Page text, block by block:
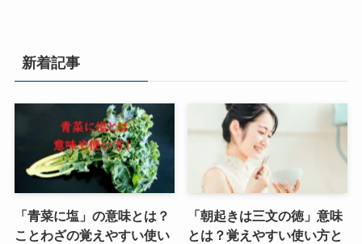
新着記事
「青菜に塩」の意味とは？
ことわざの覚えやすい使い
「朝起きは三文の徳」意味
とは？覚えやすい使い方と